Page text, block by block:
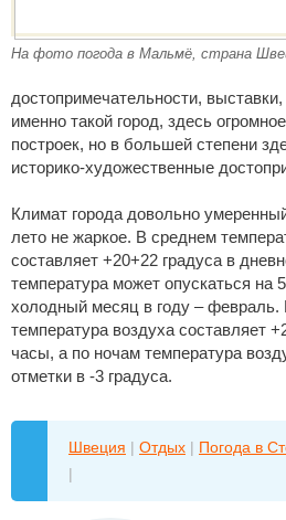
На фото погода в Мальмё, страна
достопримечательности,
именно такой город, здесь
построек, но в большей степени
историко-художественные
Климат города довольно
лето не жаркое. В среднем
составляет +20+22 градуса в
температура может опускаться на
холодный месяц в году –
температура воздуха составляет
часы, а по ночам температура
отметки в -3 градуса.
Швеция | Отдых | Погода в
|